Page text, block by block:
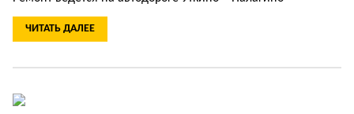
ЧИТАТЬ ДАЛЕЕ